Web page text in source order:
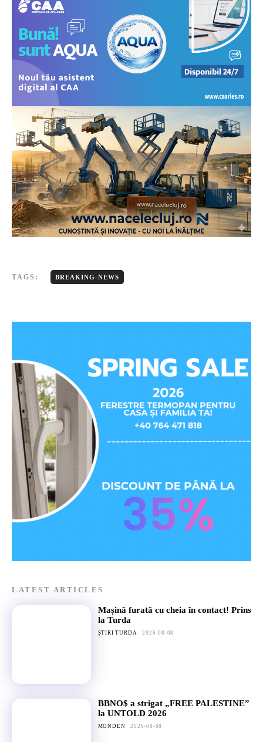
TAGS: BREAKING-NEWS
LATEST ARTICLES
Mașină furată cu cheia în contact! Prins
la Turda
ȘTIRI TURDA 2026-08-08
BBNO$ a strigat „FREE PALESTINE”
la UNTOLD 2026
MONDEN 2026-08-08